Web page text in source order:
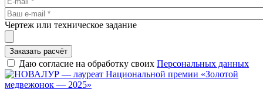
Чертеж или техническое задание
Заказать расчёт
Даю согласие на обработку своих Персональных данных